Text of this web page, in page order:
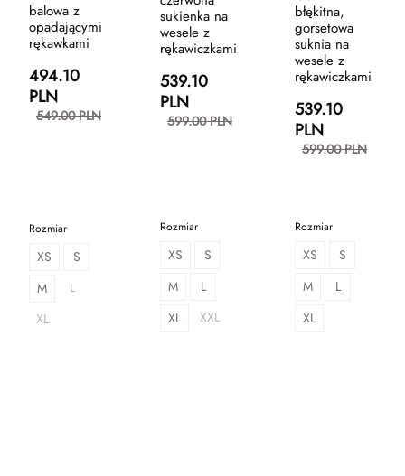
balowa z
opadającymi
rękawkami
494.10
PLN
549.00 PLN
Rozmiar
XS
S
M
L
XL
sukienka na
wesele z
rękawiczkami
539.10
PLN
599.00 PLN
Rozmiar
XS
S
M
L
XL
XXL
błękitna,
gorsetowa
suknia na
wesele z
rękawiczkami
539.10
PLN
599.00 PLN
Rozmiar
XS
S
M
L
XL